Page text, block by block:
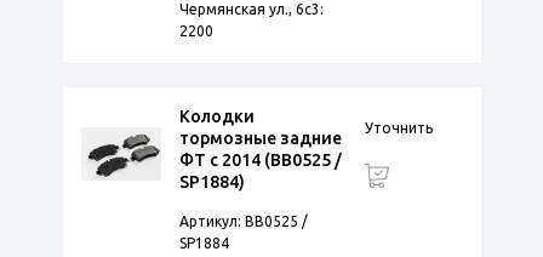
Чермянская ул., 6с3:
2200
Колодки
тормозные задние
ФТ с 2014 (BB0525 /
SP1884)
Артикул: BB0525 /
SP1884
Уточнить